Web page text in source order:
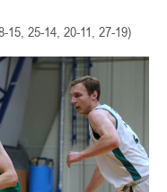
15, 25-14, 20-11, 27-19)